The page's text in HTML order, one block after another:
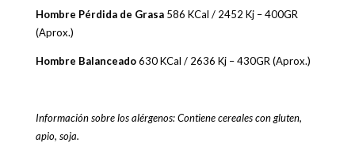
Hombre Pérdida de Grasa586 KCal / 2452 Kj – 400GR
(Aprox.)
Hombre Balanceado630 KCal / 2636 Kj – 430GR (Aprox.)
Información sobre los alérgenos: Contiene cereales con gluten,
apio, soja.